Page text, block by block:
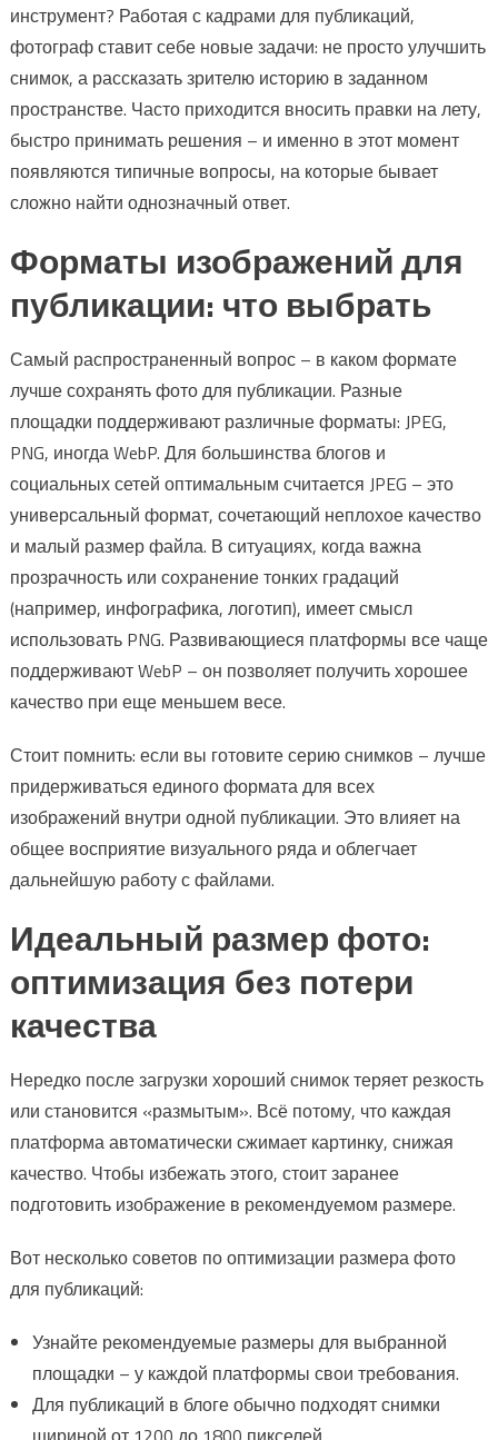
инструмент? Работая с кадрами для публикаций,
фотограф ставит себе новые задачи: не просто улучшить
снимок, а рассказать зрителю историю в заданном
пространстве. Часто приходится вносить правки на лету,
быстро принимать решения – и именно в этот момент
появляются типичные вопросы, на которые бывает
сложно найти однозначный ответ.
Форматы изображений для
публикации: что выбрать
Самый распространенный вопрос – в каком формате
лучше сохранять фото для публикации. Разные
площадки поддерживают различные форматы: JPEG,
PNG, иногда WebP. Для большинства блогов и
социальных сетей оптимальным считается JPEG – это
универсальный формат, сочетающий неплохое качество
и малый размер файла. В ситуациях, когда важна
прозрачность или сохранение тонких градаций
(например, инфографика, логотип), имеет смысл
использовать PNG. Развивающиеся платформы все чаще
поддерживают WebP – он позволяет получить хорошее
качество при еще меньшем весе.
Стоит помнить: если вы готовите серию снимков – лучше
придерживаться единого формата для всех
изображений внутри одной публикации. Это влияет на
общее восприятие визуального ряда и облегчает
дальнейшую работу с файлами.
Идеальный размер фото:
оптимизация без потери
качества
Нередко после загрузки хороший снимок теряет резкость
или становится «размытым». Всё потому, что каждая
платформа автоматически сжимает картинку, снижая
качество. Чтобы избежать этого, стоит заранее
подготовить изображение в рекомендуемом размере.
Вот несколько советов по оптимизации размера фото
для публикаций:
Узнайте рекомендуемые размеры для выбранной
площадки – у каждой платформы свои требования.
Для публикаций в блоге обычно подходят снимки